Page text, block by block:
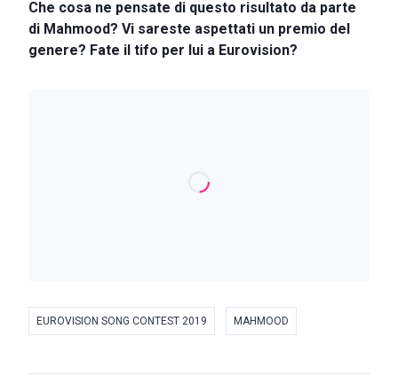
Che cosa ne pensate di questo risultato da parte
di Mahmood? Vi sareste aspettati un premio del
genere? Fate il tifo per lui a Eurovision?
EUROVISION SONG CONTEST 2019 MAHMOOD